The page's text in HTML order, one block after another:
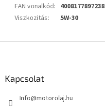
EAN vonalkód: 4008177897238
Viszkozitás: 5W-30
Kapcsolat
Info@motorolaj.hu